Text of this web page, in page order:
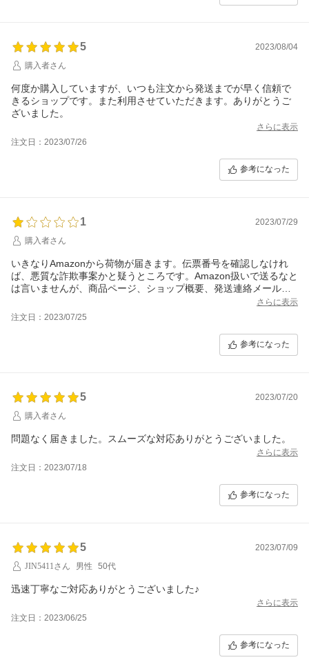
5
2023/08/04
購入者さん
何度か購入していますが、いつも注文から発送までが早く信頼で
きるショップです。また利用させていただきます。ありがとうご
ざいました。
さらに表示
注文日：2023/07/26
参考になった
1
2023/07/29
購入者さん
いきなりAmazonから荷物が届きます。伝票番号を確認しなけれ
ば、悪質な詐欺事案かと疑うところです。Amazon扱いで送るなと
は言いませんが、商品ページ、ショップ概要、発送連絡メール
で、事前にそのことを明記すべきでしょう。受け取る側の事情次
第で、それが迷惑になるケースもあるのですから。このように非
さらに表示
注文日：2023/07/25
参考になった
5
2023/07/20
購入者さん
問題なく届きました。スムーズな対応ありがとうございました。
さらに表示
注文日：2023/07/18
参考になった
5
2023/07/09
JIN5411さん
男性 50代
迅速丁寧なご対応ありがとうございました♪
さらに表示
注文日：2023/06/25
参考になった